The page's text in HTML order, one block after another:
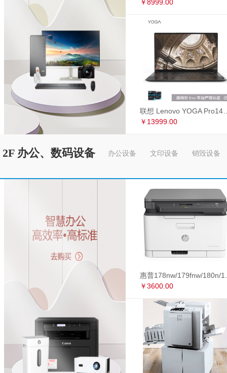
￥8999.00
￥13999.00
2F 办公、数码设备 办公设备 文印设备 销毁设备
￥3600.00